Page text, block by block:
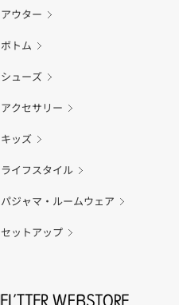
アウター
ボトム
シューズ
アクセサリー
キッズ
ライフスタイル
パジャマ・ルームウェア
セットアップ